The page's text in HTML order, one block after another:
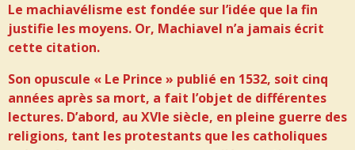
Le machiavélisme est fondée sur l’idée que la fin
justifie les moyens. Or, Machiavel n’a jamais écrit
cette citation.
Son opuscule « Le Prince » publié en 1532, soit cinq
années après sa mort, a fait l’objet de différentes
lectures. D’abord, au XVIe siècle, en pleine guerre des
religions, tant les protestants que les catholiques